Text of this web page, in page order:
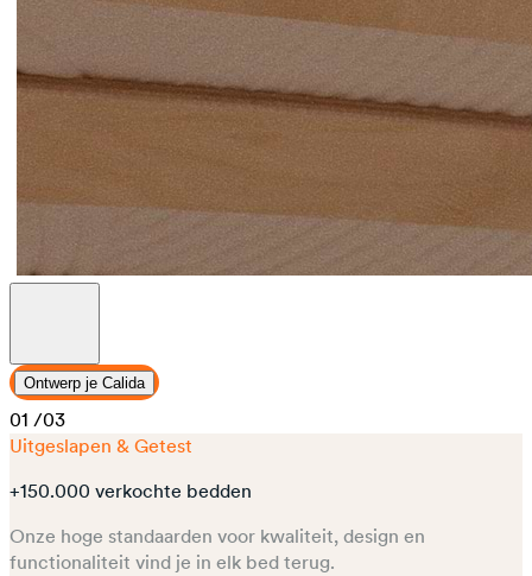
Ontwerp je Calida
01 /03
Uitgeslapen & Getest
+150.000 verkochte bedden
Onze hoge standaarden voor kwaliteit, design en
functionaliteit vind je in elk bed terug.